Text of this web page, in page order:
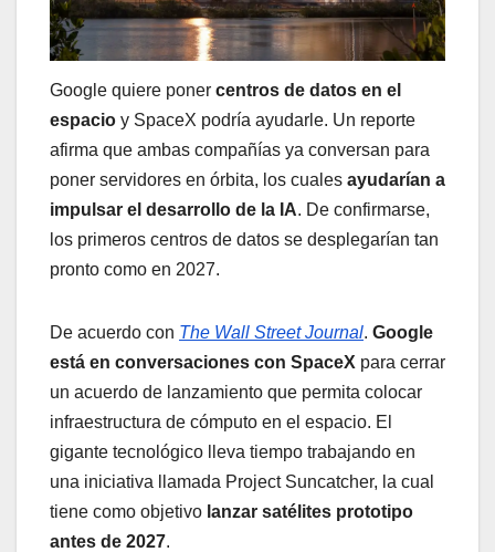
Google quiere poner centros de datos en el
espacio y SpaceX podría ayudarle. Un reporte
afirma que ambas compañías ya conversan para
poner servidores en órbita, los cuales ayudarían a
impulsar el desarrollo de la IA. De confirmarse,
los primeros centros de datos se desplegarían tan
pronto como en 2027.
De acuerdo con The Wall Street Journal. Google
está en conversaciones con SpaceX para cerrar
un acuerdo de lanzamiento que permita colocar
infraestructura de cómputo en el espacio. El
gigante tecnológico lleva tiempo trabajando en
una iniciativa llamada Project Suncatcher, la cual
tiene como objetivo lanzar satélites prototipo
antes de 2027.